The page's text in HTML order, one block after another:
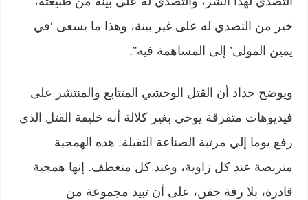
خير من التصدي له على غير بينة، وهذا ما يسعى ‘في
يمين المولى’ إلى المساهمة فيه”.
ويوضح حداد أن القتل الوحشي المتتابع والمنتشر على
فيديوهات متفرقة يوحي بغير كلالة أنه خليفة القتل الذي
رفع يوما إلي مرتبة الصناعة الثقيلة. هذه الهمجية
متربصة عند كل زاوية، وعند كل منعطف. إنها همجية
قادرة، بلا رفة جفن، على أن تبيد مجموعة من